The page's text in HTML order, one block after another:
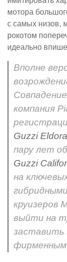
мотора
с самых низов,
рокотом
идеально
Вполне
компания
Guzzi
пару лет
Guzzi
на
круизеров
выйти на
заставить
фирменным